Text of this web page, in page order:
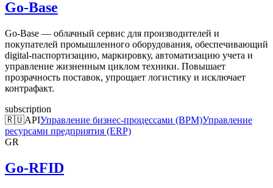
Go-Base
Go-Base — облачный сервис для производителей и
покупателей промышленного оборудования, обеспечивающий
digital-паспортизацию, маркировку, автоматизацию учета и
управление жизненным циклом техники. Повышает
прозрачность поставок, упрощает логистику и исключает
контрафакт.
subscription
🇷🇺APIУправление бизнес-процессами (BPM)Управление
ресурсами предприятия (ERP)
GR
Go-RFID